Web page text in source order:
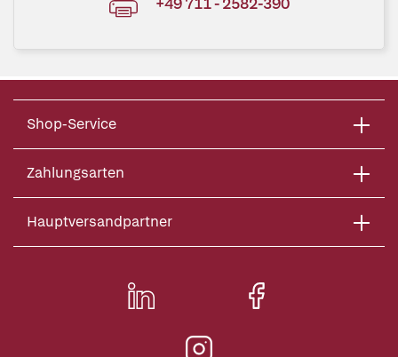
Shop-Service
Zahlungsarten
Hauptversandpartner